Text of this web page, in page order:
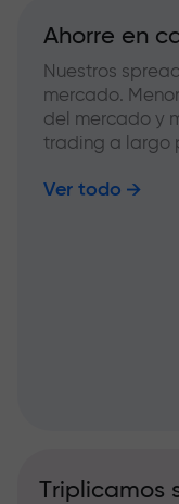
Ahorre en
Nuestros
mercado.
del mercado y
trading a largo
Ver todo
Triplicamos